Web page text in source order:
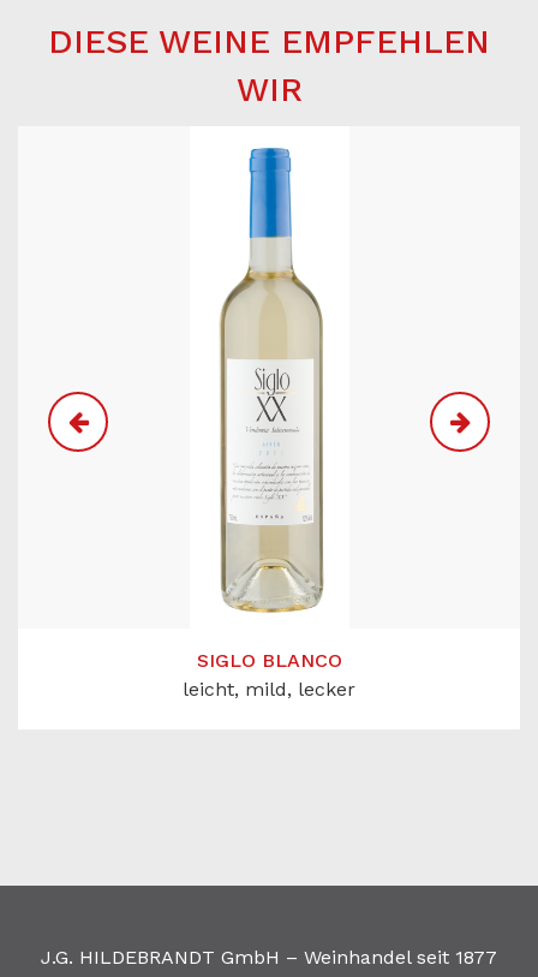
DIESE WEINE EMPFEHLEN
WIR
SIGLO BLANCO
leicht, mild, lecker
J.G. HILDEBRANDT GmbH – Weinhandel seit 1877